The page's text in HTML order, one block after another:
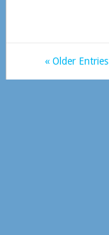
« Older Entries